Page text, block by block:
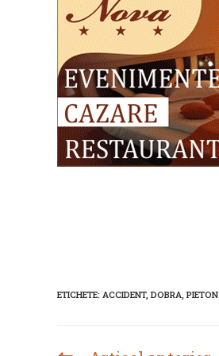
ETICHETE: ACCIDENT, DOBRA, PIETON